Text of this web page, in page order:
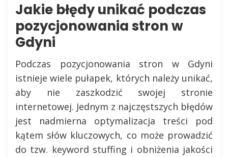
Jakie błędy unikać podczas
pozycjonowania stron w
Gdyni
Podczas pozycjonowania stron w Gdyni
istnieje wiele pułapek, których należy unikać,
aby nie zaszkodzić swojej stronie
internetowej. Jednym z najczęstszych błędów
jest nadmierna optymalizacja treści pod
kątem słów kluczowych, co może prowadzić
do tzw. keyword stuffing i obniżenia jakości